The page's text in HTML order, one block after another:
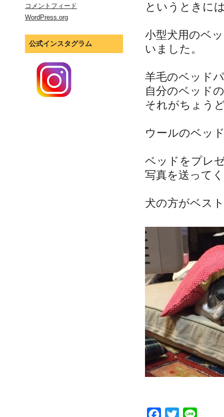
コメントフィード
WordPress.org
公式インスタグラム
というときに
小型犬用のベ
いました。
羊毛のベッド
自分のベッド
それがちょう
ウールのベッ
ベッドをプレ
写真を送って
犬の方がベス
Facebook
Twitter